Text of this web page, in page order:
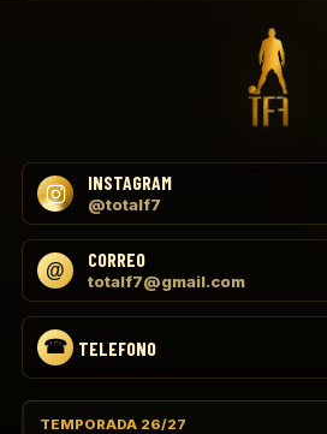
INSTAGRAM
@totalf7
CORREO
totalf7@gmail.com
TELEFONO
TEMPORADA 26/27